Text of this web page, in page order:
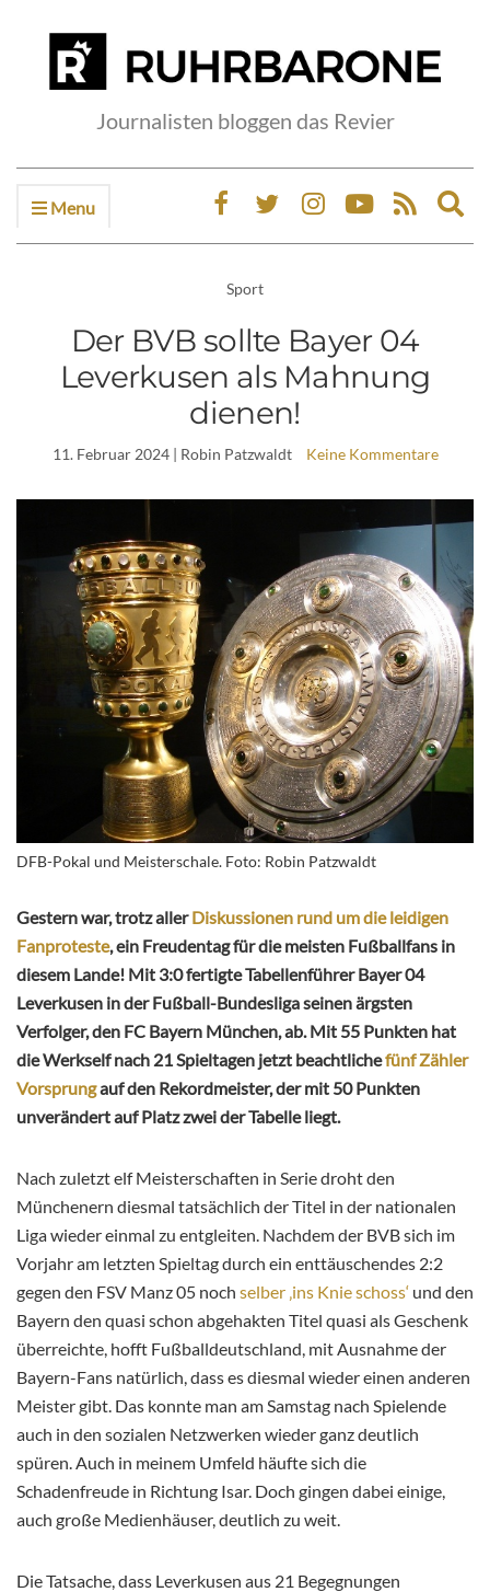
Journalisten bloggen das Revier
Menu
Sport
Der BVB sollte Bayer 04
Leverkusen als Mahnung
dienen!
11. Februar 2024| Robin Patzwaldt Keine Kommentare
DFB-Pokal und Meisterschale. Foto: Robin Patzwaldt
Gestern war, trotz allerDiskussionen rund um die leidigen
Fanproteste, ein Freudentag für die meisten Fußballfans in
diesem Lande! Mit 3:0 fertigte Tabellenführer Bayer 04
Leverkusen in der Fußball-Bundesliga seinen ärgsten
Verfolger, den FC Bayern München, ab. Mit 55 Punkten hat
die Werkself nach 21 Spieltagen jetzt beachtlichefünf Zähler
Vorsprungauf den Rekordmeister, der mit 50 Punkten
unverändert auf Platz zwei der Tabelle liegt.
Nach zuletzt elf Meisterschaften in Serie droht den
Münchenern diesmal tatsächlich der Titel in der nationalen
Liga wieder einmal zu entgleiten. Nachdem der BVB sich im
Vorjahr am letzten Spieltag durch ein enttäuschendes 2:2
gegen den FSV Manz 05 noch selber ‚ins Knie schoss‘ und den
Bayern den quasi schon abgehakten Titel quasi als Geschenk
überreichte, hofft Fußballdeutschland, mit Ausnahme der
Bayern-Fans natürlich, dass es diesmal wieder einen anderen
Meister gibt. Das konnte man am Samstag nach Spielende
auch in den sozialen Netzwerken wieder ganz deutlich
spüren. Auch in meinem Umfeld häufte sich die
Schadenfreude in Richtung Isar. Doch gingen dabei einige,
auch große Medienhäuser, deutlich zu weit.
Die Tatsache, dass Leverkusen aus 21 Begegnungen